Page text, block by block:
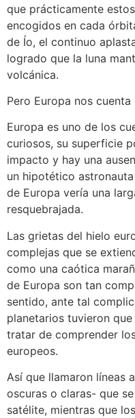
que prácticamente
encogidos en cada
de Ío, el continuo
logrado que la luna
volcánica.
Pero Europa nos
Europa es uno de los
curiosos, su superficie
impacto y hay una
un hipotético
de Europa vería una
resquebrajada.
Las grietas del hielo
complejas que se
como una caótica
de Europa son tan
sentido, ante tal
planetarios tuvieron
tratar de comprender
europeos.
Así que llamaron líneas
oscuras o claras- que
satélite, mientras que